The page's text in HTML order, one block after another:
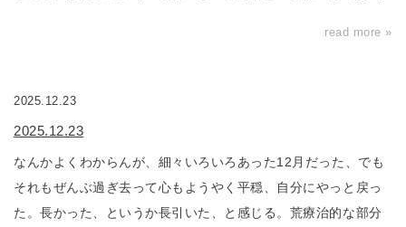
read more »
2025.12.23
2025.12.23
なんかよくわからんが、細々いろいろあった12月だった、でも
それもぜんぶ過ぎ去って心もようやく平穏、自分にやっと戻っ
た。長かった、というか長引いた、と感じる。荒療治的な部分